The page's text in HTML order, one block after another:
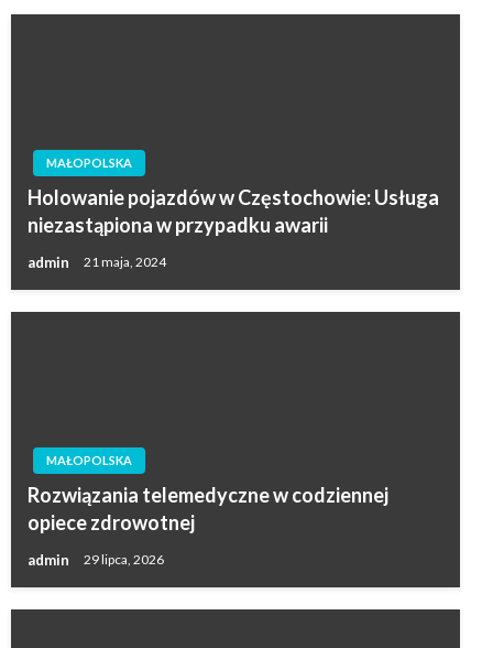
MAŁOPOLSKA
Holowanie pojazdów w Częstochowie: Usługa
niezastąpiona w przypadku awarii
admin 21 maja, 2024
MAŁOPOLSKA
Rozwiązania telemedyczne w codziennej
opiece zdrowotnej
admin 29 lipca, 2026